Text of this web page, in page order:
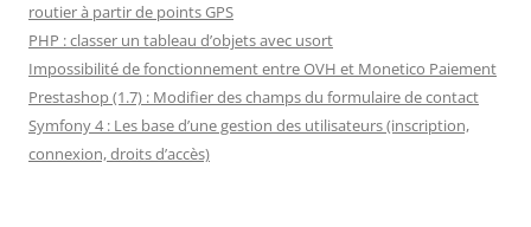
routier à partir de points GPS
PHP : classer un tableau d’objets avec usort
Impossibilité de fonctionnement entre OVH et Monetico Paiement
Prestashop (1.7) : Modifier des champs du formulaire de contact
Symfony 4 : Les base d’une gestion des utilisateurs (inscription,
connexion, droits d’accès)